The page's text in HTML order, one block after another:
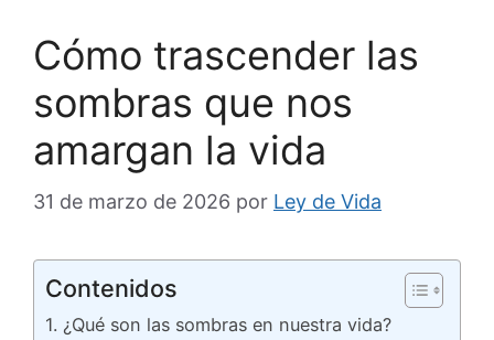
Cómo trascender las
sombras que nos
amargan la vida
31 de marzo de 2026 por Ley de Vida
Contenidos
1. ¿Qué son las sombras en nuestra vida?